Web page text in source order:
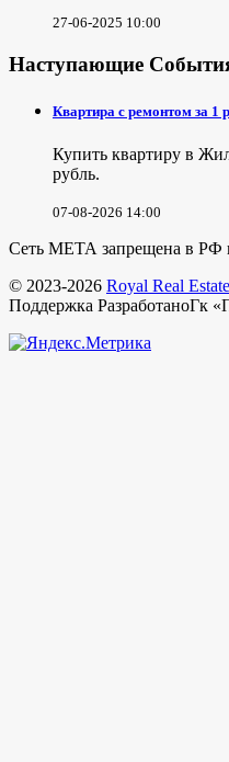
27-06-2025 10:00
Наступающие
Квартира с ремонтом за
Купить квартиру в
рубль.
07-08-2026 14:00
Сеть МЕТА запрещена в РФ
© 2023-2026 Royal Real Estate
Поддержка РазработаноГк